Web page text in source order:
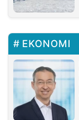
EKONOMI